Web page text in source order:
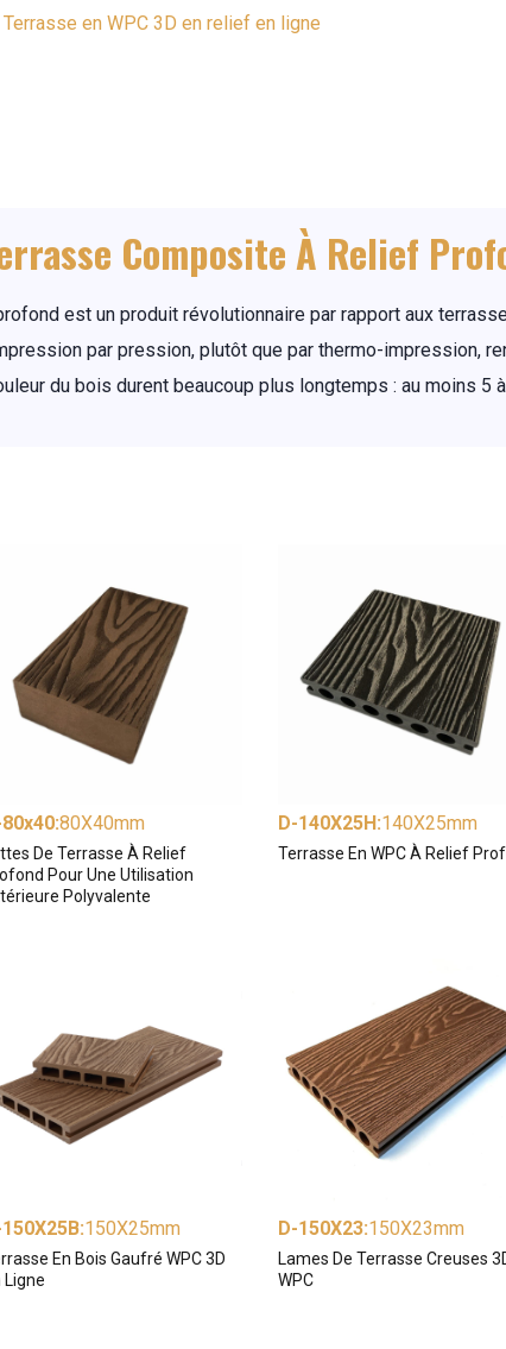
Terrasse en WPC 3D en relief en ligne
Composite À Relief
est un produit révolutionnaire par rapport aux
par pression, plutôt que par thermo-impression,
du bois durent beaucoup plus longtemps : au moins 5
80x40:80X40mm
De Terrasse À Relief
Pour Une Utilisation
Polyvalente
D-140X25H :140X25mm
Terrasse En WPC À Relief
:150X25mm
En Bois Gaufré WPC 3D
Ligne
D-150X23:150X23mm
Lames De Terrasse Creuses
WPC